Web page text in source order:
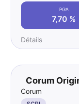
PGA
7,70 %
Détails
Corum
Corum